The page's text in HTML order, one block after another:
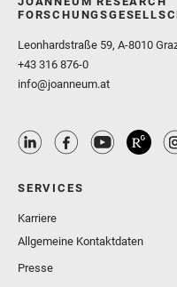
Leonhardstraße 59, A-8010
+43 316 876-0
info@joanneum.at
SERVICES
Karriere
Allgemeine Kontaktdaten
Presse